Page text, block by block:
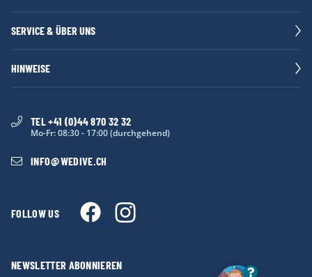
SERVICE & ÜBER UNS
HINWEISE
TEL +41 (0)44 870 32 32
Mo-Fr: 08:30 - 17:00 (durchgehend)
INFO@WEDIVE.CH
FOLLOW US
NEWSLETTER ABONNIEREN